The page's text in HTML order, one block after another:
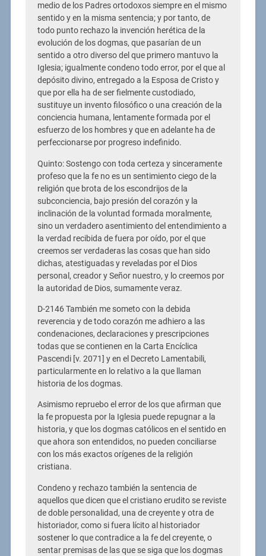
medio de los Padres ortodoxos siempre en el mismo
sentido y en la misma sentencia; y por tanto, de
todo punto rechazo la invención herética de la
evolución de los dogmas, que pasarían de un
sentido a otro diverso del que primero mantuvo la
Iglesia; igualmente condeno todo error, por el que al
depósito divino, entregado a la Esposa de Cristo y
que por ella ha de ser fielmente custodiado,
sustituye un invento filosófico o una creación de la
conciencia humana, lentamente formada por el
esfuerzo de los hombres y que en adelante ha de
perfeccionarse por progreso indefinido.
Quinto: Sostengo con toda certeza y sinceramente
profeso que la fe no es un sentimiento ciego de la
religión que brota de los escondrijos de la
subconciencia, bajo presión del corazón y la
inclinación de la voluntad formada moralmente,
sino un verdadero asentimiento del entendimiento a
la verdad recibida de fuera por oído, por el que
creemos ser verdaderas las cosas que han sido
dichas, atestiguadas y reveladas por el Dios
personal, creador y Señor nuestro, y lo creemos por
la autoridad de Dios, sumamente veraz.
D-2146 También me someto con la debida
reverencia y de todo corazón me adhiero a las
condenaciones, declaraciones y prescripciones
todas que se contienen en la Carta Encíclica
Pascendi [v. 2071] y en el Decreto Lamentabili,
particularmente en lo relativo a la que llaman
historia de los dogmas.
Asimismo repruebo el error de los que afirman que
la fe propuesta por la Iglesia puede repugnar a la
historia, y que los dogmas católicos en el sentido en
que ahora son entendidos, no pueden conciliarse
con los más exactos orígenes de la religión
cristiana.
Condeno y rechazo también la sentencia de
aquellos que dicen que el cristiano erudito se reviste
de doble personalidad, una de creyente y otra de
historiador, como si fuera lícito al historiador
sostener lo que contradice a la fe del creyente, o
sentar premisas de las que se siga que los dogmas